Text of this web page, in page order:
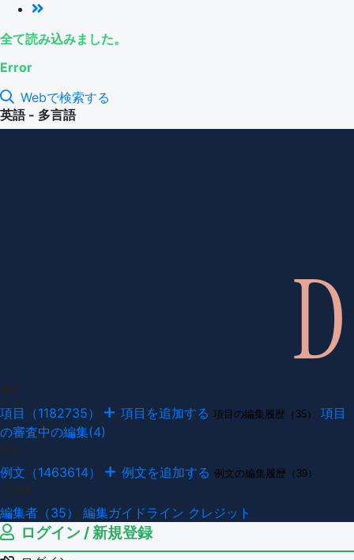
全て読み込みました。
Error
Webで検索する
英語 - 多言語
項目（1182735） 項目を追加する 項目の編集履歴（35）
項目
の審査中の編集(4)
例文（1463614） 例文を追加する 例文の編集履歴（39）
編集者（35） 編集ガイドライン クレジット
ログイン / 新規登録